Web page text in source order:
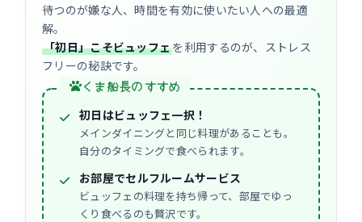
待つのが嫌な人、時間を有効に使いたい人への最適
解。
「初日」こそビュッフェを利用するのが、ストレス
フリーの秘訣です。
くま船長のすすめ
初日はビュッフェ一択！
メインダイニングと同じ料理があることも。
自分のタイミングで食べられます。
お部屋でセルフルームサービス
ビュッフェの料理を持ち帰って、部屋でゆっ
くり食べるのも贅沢です。